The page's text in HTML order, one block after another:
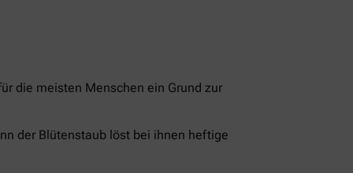
die meisten Menschen ein Grund zur
der Blütenstaub löst bei ihnen heftige